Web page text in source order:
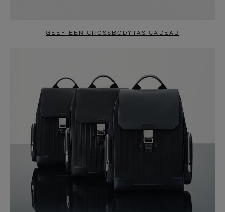
GEEF EEN CROSSBODYTAS CADEAU